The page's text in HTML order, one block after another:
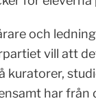
och
vill att
kuratorer,
har från